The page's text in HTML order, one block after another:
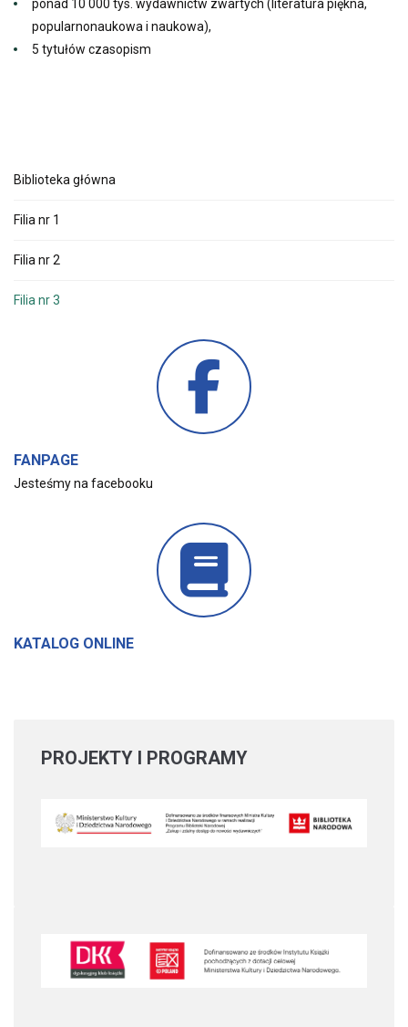
ponad 10 000 tys. wydawnictw zwartych (literatura piękna,
popularnonaukowa i naukowa),
5 tytułów czasopism
Biblioteka główna
Filia nr 1
Filia nr 2
Filia nr 3
FANPAGE
Jesteśmy na facebooku
KATALOG ONLINE
PROJEKTY I PROGRAMY